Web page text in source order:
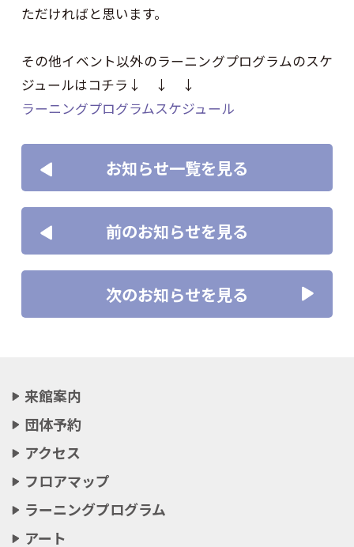
ただければと思います。
その他イベント以外のラーニングプログラムのスケ
ジュールはコチラ↓ ↓ ↓
ラーニングプログラムスケジュール
お知らせ一覧を見る
前のお知らせを見る
次のお知らせを見る
来館案内
団体予約
アクセス
フロアマップ
ラーニングプログラム
アート